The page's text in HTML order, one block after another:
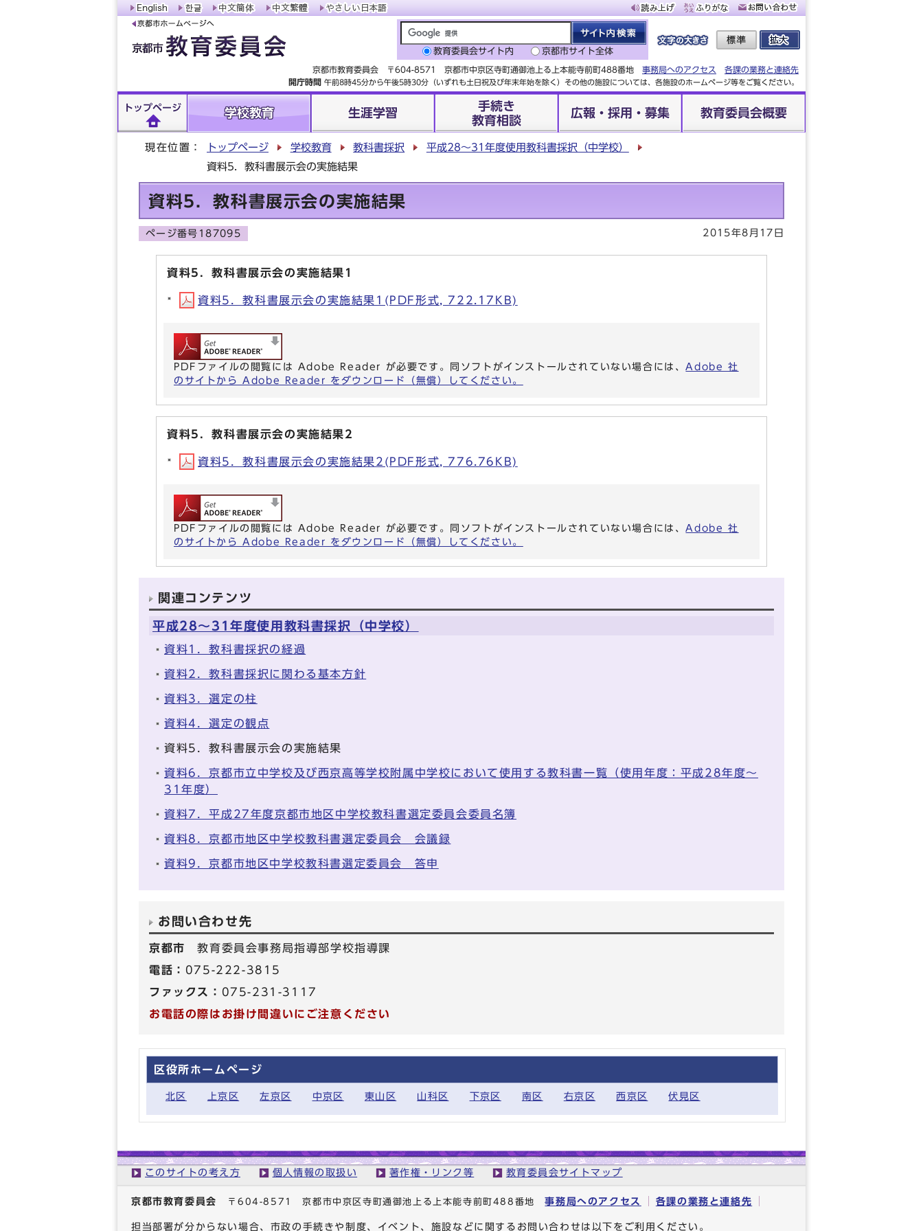
教育委員会サイト内 京都市サイト全体
京都市教育委員会 〒604-8571 京都市中京区寺町通御池上る上本能寺前町488番地 事務局へのアクセス
各課の業務と連絡先
開庁時間 午前8時45分から午後5時30分（いずれも土日祝及び年末年始を除く）その他の施設については、各施設のホームページ等をご覧ください。
トップページ 学校教育 生涯学習
手続き
教育相談
広報・採用・募集 教育委員会概要
現在位置： トップページ 学校教育 教科書採択
平成28～31年度使用教科書採択（中学校）
資料5．教科書展示会の実施結果
資料5．教科書展示会の実施結果
ページ番号187095 2015年8月17日
資料5．教科書展示会の実施結果1
資料5．教科書展示会の実施結果1(PDF形式, 722.17KB)
PDFファイルの閲覧には Adobe Reader が必要です。同ソフトがインストールされていない場合には、Adobe 社
のサイトから Adobe Reader をダウンロード（無償）してください。
資料5．教科書展示会の実施結果2
資料5．教科書展示会の実施結果2(PDF形式, 776.76KB)
PDFファイルの閲覧には Adobe Reader が必要です。同ソフトがインストールされていない場合には、Adobe 社
のサイトから Adobe Reader をダウンロード（無償）してください。
関連コンテンツ
平成28～31年度使用教科書採択（中学校）
資料1．教科書採択の経過
資料2．教科書採択に関わる基本方針
資料3．選定の柱
資料4．選定の観点
資料5．教科書展示会の実施結果
資料6．京都市立中学校及び西京高等学校附属中学校において使用する教科書一覧（使用年度：平成28年度～
31年度）
資料7．平成27年度京都市地区中学校教科書選定委員会委員名簿
資料8．京都市地区中学校教科書選定委員会 会議録
資料9．京都市地区中学校教科書選定委員会 答申
お問い合わせ先
京都市教育委員会事務局指導部学校指導課
電話： 075-222-3815
ファックス： 075-231-3117
お電話の際はお掛け間違いにご注意ください
区役所ホームページ
北区 上京区 左京区 中京区 東山区 山科区 下京区 南区 右京区 西京区 伏見区
このサイトの考え方 個人情報の取扱い 著作権・リンク等 教育委員会サイトマップ
京都市教育委員会 〒604-8571 京都市中京区寺町通御池上る上本能寺前町488番地事務局へのアクセス 各課の業務と連絡先
担当部署が分からない場合、市政の手続きや制度、イベント、施設などに関するお問い合わせは以下をご利用ください。